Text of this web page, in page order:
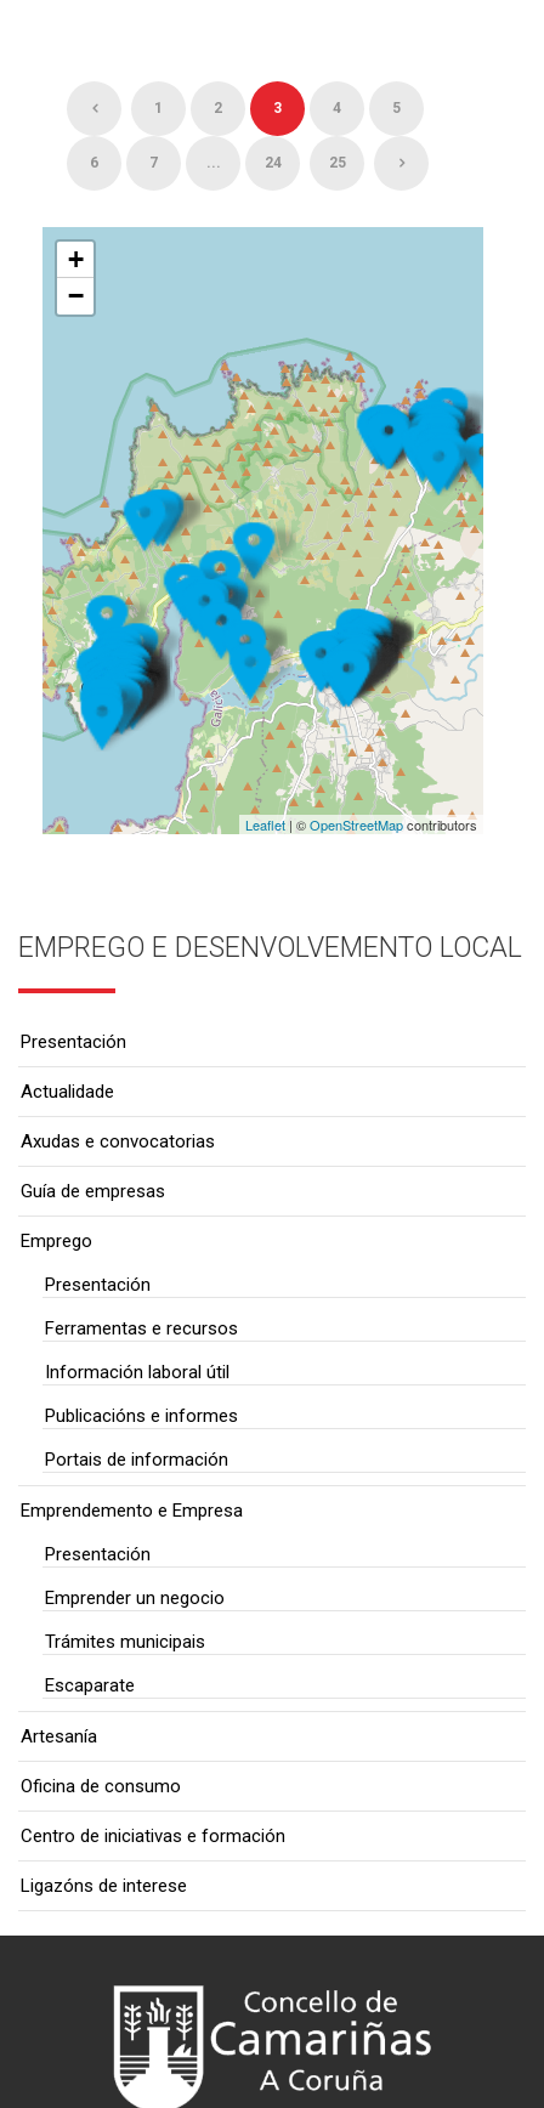
1 2 3 4 5
6 7 ... 24 25
+
−
Leaflet| ©OpenStreetMapcontributors
EMPREGO E DESENVOLVEMENTO LOCAL
Presentación
Actualidade
Axudas e convocatorias
Guía de empresas
Emprego
Presentación
Ferramentas e recursos
Información laboral útil
Publicacións e informes
Portais de información
Emprendemento e Empresa
Presentación
Emprender un negocio
Trámites municipais
Escaparate
Artesanía
Oficina de consumo
Centro de iniciativas e formación
Ligazóns de interese